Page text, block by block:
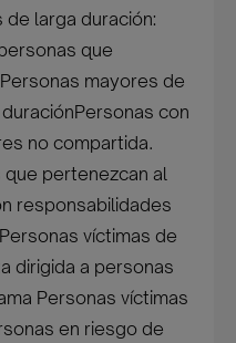
larga duración:
que
mayores de
con
no compartida.
pertenezcan al
responsabilidades
víctimas de
dirigida a personas
Personas víctimas
en riesgo de